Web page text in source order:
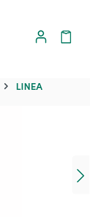
LINEA